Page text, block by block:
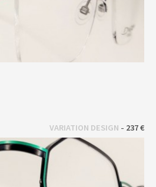
VARIATION DESIGN - 237 €